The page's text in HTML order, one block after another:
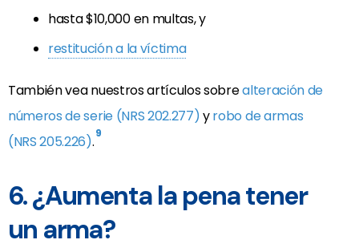
hasta $10,000 en multas, y
restitución a la víctima
También vea nuestros artículos sobrealteración de
números de serie (NRS 202.277)yrobo de armas
(NRS 205.226).9
6. ¿Aumenta la pena tener
un arma?